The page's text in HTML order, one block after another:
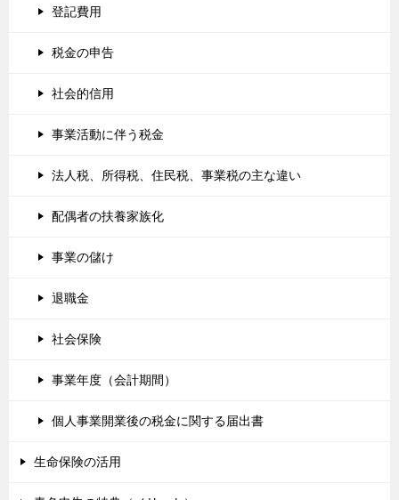
登記費用
税金の申告
社会的信用
事業活動に伴う税金
法人税、所得税、住民税、事業税の主な違い
配偶者の扶養家族化
事業の儲け
退職金
社会保険
事業年度（会計期間）
個人事業開業後の税金に関する届出書
生命保険の活用